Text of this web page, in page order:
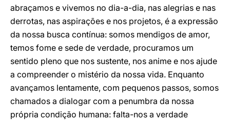
abraçamos e vivemos no dia-a-dia, nas alegrias e nas
derrotas, nas aspirações e nos projetos, é a expressão
da nossa busca contínua: somos mendigos de amor,
temos fome e sede de verdade, procuramos um
sentido pleno que nos sustente, nos anime e nos ajude
a compreender o mistério da nossa vida. Enquanto
avançamos lentamente, com pequenos passos, somos
chamados a dialogar com a penumbra da nossa
própria condição humana: falta-nos a verdade